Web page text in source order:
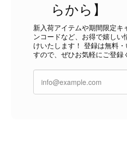
ないよう、商品の状態をより正確に記
て写真や説明で分かるよう改善してい
この度は、楽
商品で、衛生面
りお詫び申し
なった際のお
らから】
新入荷アイテムや期間限定キ
ンコードなど、お得で嬉しい
けいたします！ 登録は無料
すので、ぜひお気軽にご登録